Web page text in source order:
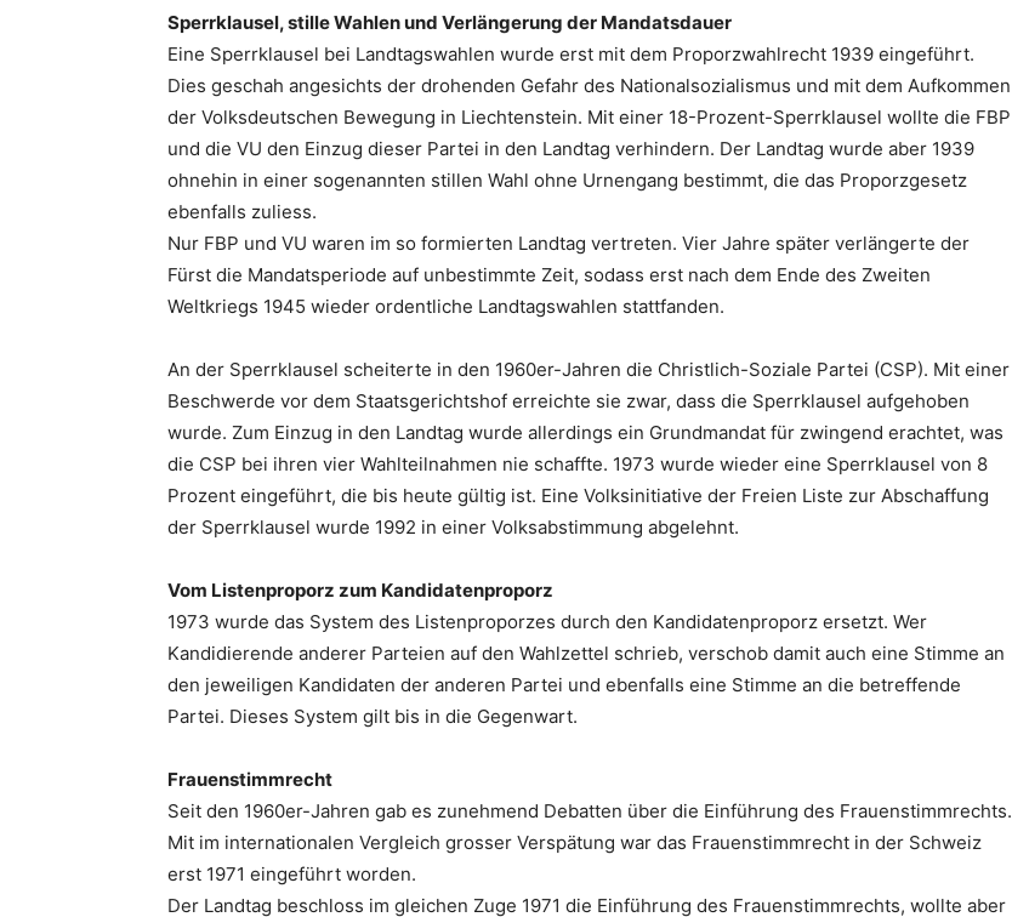
Sperrklausel, stille Wahlen und Verlängerung der Mandatsdauer
Eine Sperrklausel bei Landtagswahlen wurde erst mit dem Proporzwahlrecht 1939 eingeführt.
Dies geschah angesichts der drohenden Gefahr des Nationalsozialismus und mit dem Aufkommen
der Volksdeutschen Bewegung in Liechtenstein. Mit einer 18-Prozent-Sperrklausel wollte die FBP
und die VU den Einzug dieser Partei in den Landtag verhindern. Der Landtag wurde aber 1939
ohnehin in einer sogenannten stillen Wahl ohne Urnengang bestimmt, die das Proporzgesetz
ebenfalls zuliess.
Nur FBP und VU waren im so formierten Landtag vertreten. Vier Jahre später verlängerte der
Fürst die Mandatsperiode auf unbestimmte Zeit, sodass erst nach dem Ende des Zweiten
Weltkriegs 1945 wieder ordentliche Landtagswahlen stattfanden.
An der Sperrklausel scheiterte in den 1960er-Jahren die Christlich-Soziale Partei (CSP). Mit einer
Beschwerde vor dem Staatsgerichtshof erreichte sie zwar, dass die Sperrklausel aufgehoben
wurde. Zum Einzug in den Landtag wurde allerdings ein Grundmandat für zwingend erachtet, was
die CSP bei ihren vier Wahlteilnahmen nie schaffte. 1973 wurde wieder eine Sperrklausel von 8
Prozent eingeführt, die bis heute gültig ist. Eine Volksinitiative der Freien Liste zur Abschaffung
der Sperrklausel wurde 1992 in einer Volksabstimmung abgelehnt.
Vom Listenproporz zum Kandidatenproporz
1973 wurde das System des Listenproporzes durch den Kandidatenproporz ersetzt. Wer
Kandidierende anderer Parteien auf den Wahlzettel schrieb, verschob damit auch eine Stimme an
den jeweiligen Kandidaten der anderen Partei und ebenfalls eine Stimme an die betreffende
Partei. Dieses System gilt bis in die Gegenwart.
Frauenstimmrecht
Seit den 1960er-Jahren gab es zunehmend Debatten über die Einführung des Frauenstimmrechts.
Mit im internationalen Vergleich grosser Verspätung war das Frauenstimmrecht in der Schweiz
erst 1971 eingeführt worden.
Der Landtag beschloss im gleichen Zuge 1971 die Einführung des Frauenstimmrechts, wollte aber